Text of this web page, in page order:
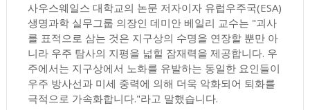
사우스웨일스 대학교의 논문 저자이자 유럽우주국(ESA)
생명과학 실무그룹 의장인 데미안 베일리 교수는 "괴사
를 표적으로 삼는 것은 지구상의 수명을 연장할 뿐만 아
니라 우주 탐사의 지평을 넓힐 잠재력을 제공합니다. 우
주에서는 지구상에서 노화를 유발하는 동일한 요인들이
우주 방사선과 미세 중력에 의해 더욱 악화되어 퇴화를
극적으로 가속화합니다."라고 말했습니다.